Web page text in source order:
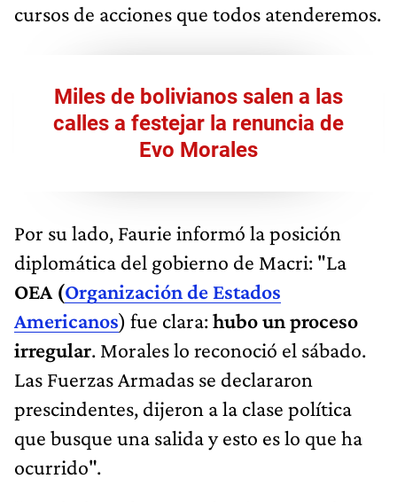
cursos de acciones que todos atenderemos.
Miles de bolivianos salen a las
calles a festejar la renuncia de
Evo Morales
Por su lado, Faurie informó la posición
diplomática del gobierno de Macri: "La
OEA (Organización de Estados
Americanos) fue clara:hubo un proceso
irregular. Morales lo reconoció el sábado.
Las Fuerzas Armadas se declararon
prescindentes, dijeron a la clase política
que busque una salida y esto es lo que ha
ocurrido".